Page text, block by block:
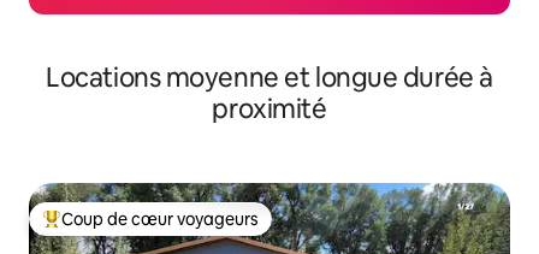
Locations moyenne et longue durée à
proximité
Coups de cœur voyageurs les plus appréciés
Coup de cœur voyageurs